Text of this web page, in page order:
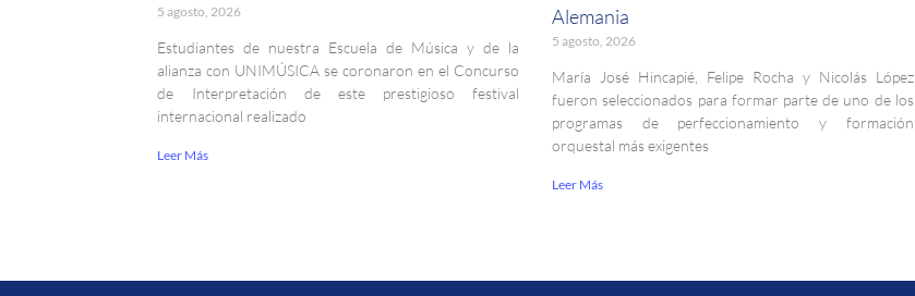
5 agosto, 2026
Estudiantes de nuestra Escuela de Música y de la
alianza con UNIMÚSICA se coronaron en el Concurso
de Interpretación de este prestigioso festival
internacional realizado
Leer Más
Alemania
5 agosto, 2026
María José Hincapié, Felipe Rocha y Nicolás López
fueron seleccionados para formar parte de uno de los
programas de perfeccionamiento y formación
orquestal más exigentes
Leer Más